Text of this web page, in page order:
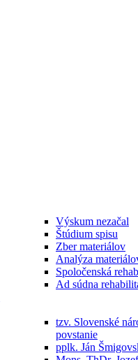
Výskum nezačal
Štúdium spisu
Zber materiálov
Analýza
Spoločenská
Ad súdna
tzv. Slovenské
povstanie
pplk. Ján